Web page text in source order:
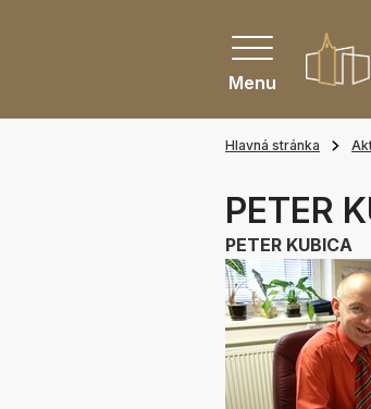
Menu
Hlavná stránka
PETER
PETER KUBICA